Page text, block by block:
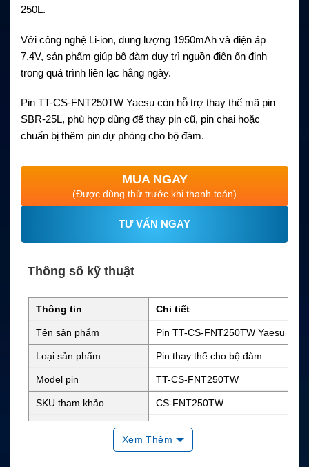
250L.
Với công nghệ Li-ion, dung lượng 1950mAh và điện áp
7.4V, sản phẩm giúp bộ đàm duy trì nguồn điện ổn định
trong quá trình liên lạc hằng ngày.
Pin TT-CS-FNT250TW Yaesu còn hỗ trợ thay thế mã pin
SBR-25L, phù hợp dùng để thay pin cũ, pin chai hoặc
chuẩn bị thêm pin dự phòng cho bộ đàm.
MUA NGAY
(Được dùng thử trước khi thanh toán)
TƯ VẤN NGAY
Thông số kỹ thuật
Thông tin Chi tiết
Tên sản phẩm Pin TT-CS-FNT250TW Yaesu
Loại sản phẩm Pin thay thế cho bộ đàm
Model pin TT-CS-FNT250TW
SKU tham khảo CS-FNT250TW
Thương hiệu tương thíc
Xem Thêm